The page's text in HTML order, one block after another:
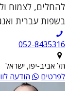
להחלים, לצמוח
בשפות עברית
052-8435316
תל אביב-יפו, ישראל
לפרטים
הודעה